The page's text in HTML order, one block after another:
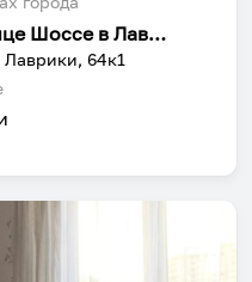
InnDays Apartments на улице Шоссе в Лаврики
64к1